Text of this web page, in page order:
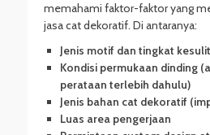
memahami faktor-faktor yang
jasa cat dekoratif. Di antaranya:
Jenis motif dan tingkat
Kondisi permukaan dinding
perataan terlebih dahulu)
Jenis bahan cat dekoratif
Luas area pengerjaan